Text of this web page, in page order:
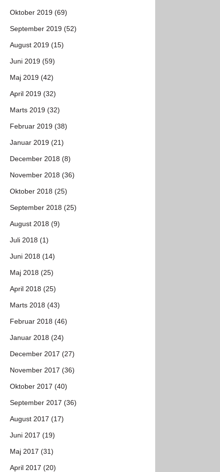
Oktober 2019 (69)
September 2019 (52)
August 2019 (15)
Juni 2019 (59)
Maj 2019 (42)
April 2019 (32)
Marts 2019 (32)
Februar 2019 (38)
Januar 2019 (21)
December 2018 (8)
November 2018 (36)
Oktober 2018 (25)
September 2018 (25)
August 2018 (9)
Juli 2018 (1)
Juni 2018 (14)
Maj 2018 (25)
April 2018 (25)
Marts 2018 (43)
Februar 2018 (46)
Januar 2018 (24)
December 2017 (27)
November 2017 (36)
Oktober 2017 (40)
September 2017 (36)
August 2017 (17)
Juni 2017 (19)
Maj 2017 (31)
April 2017 (20)